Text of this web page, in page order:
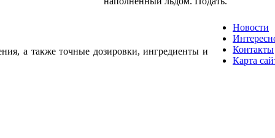
а также точные дозировки, ингредиенты и
Новости
Контакты
Карта